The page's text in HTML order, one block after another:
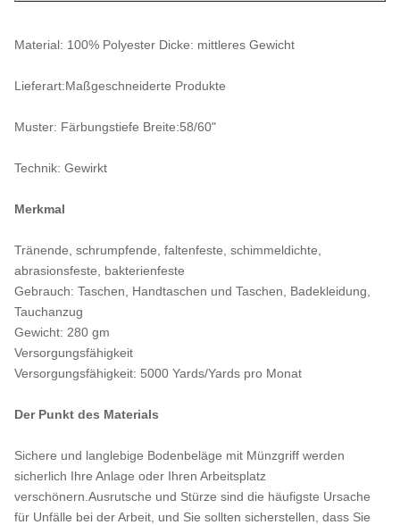
Material: 100% Polyester Dicke: mittleres Gewicht
Lieferart:Maßgeschneiderte Produkte
Muster: Färbungstiefe Breite:58/60"
Technik: Gewirkt
Merkmal
Tränende, schrumpfende, faltenfeste, schimmeldichte,
abrasionsfeste, bakterienfeste
Gebrauch: Taschen, Handtaschen und Taschen, Badekleidung,
Tauchanzug
Gewicht: 280 gm
Versorgungsfähigkeit
Versorgungsfähigkeit: 5000 Yards/Yards pro Monat
Der Punkt des Materials
Sichere und langlebige Bodenbeläge mit Münzgriff werden
sicherlich Ihre Anlage oder Ihren Arbeitsplatz
verschönern.Ausrutsche und Stürze sind die häufigste Ursache
für Unfälle bei der Arbeit, und Sie sollten sicherstellen, dass Sie